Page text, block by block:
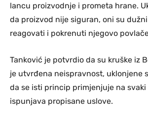
lancu proizvodnje i prometa hrane.
da proizvod nije siguran, oni su
reagovati i pokrenuti njegovo
Tanković je potvrdio da su kruške iz
je utvrđena neispravnost, uklonjene
da se isti princip primjenjuje na
ispunjava propisane uslove.